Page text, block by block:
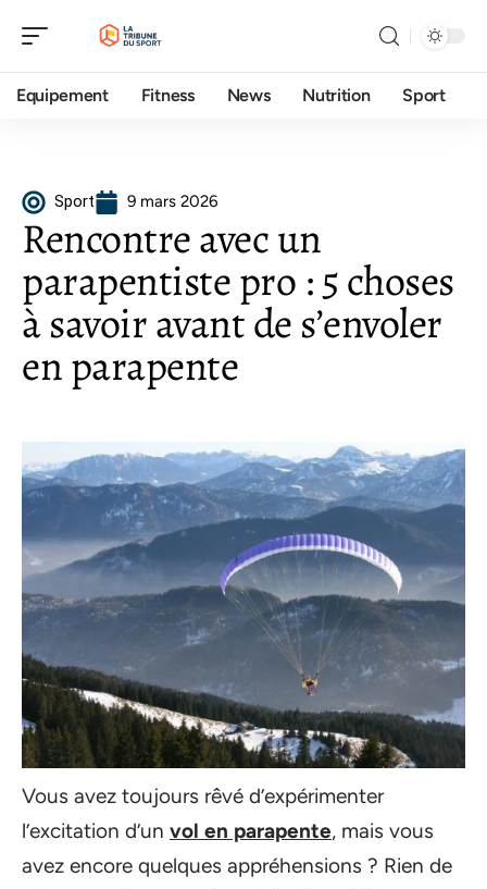
Equipement Fitness News Nutrition Sport
Sport 9 mars 2026
Rencontre avec un
parapentiste pro : 5 choses
à savoir avant de s’envoler
en parapente
Vous avez toujours rêvé d’expérimenter
l’excitation d’un vol en parapente, mais vous
avez encore quelques appréhensions ? Rien de